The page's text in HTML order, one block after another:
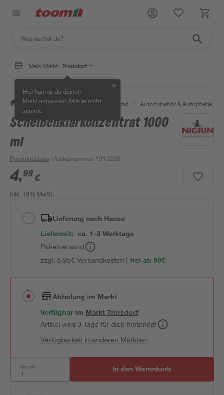
Mein Markt: Troisdorf
Hier kannst du deinen
Markt anpassen , falls er nicht
stimmt.
✕
/ Garten & Freizeit / Auto & Fahrrad / Autozubehör & Autopflege
Scheibenklarkonzentrat 1000
ml
Produktdetails | Artikelnummer: 1910200
4,99 €
inkl. 19% MwSt.
Lieferung nach Hause
Lieferzeit: ca. 1-3 Werktage
Paketversand
zzgl. 5,95€ Versandkosten | frei ab 59€
Abholung im Markt
Verfügbar im MarktTroisdorf
Artikel wird 3 Tage für dich hinterlegt
Verfügbarkeit in anderen Märkten
Anzahl: In den Warenkorb